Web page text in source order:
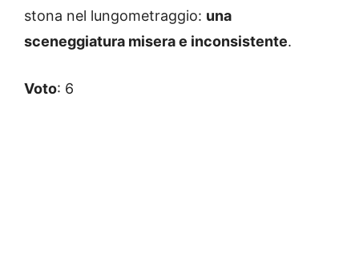
stona nel lungometraggio: una
sceneggiatura misera e inconsistente.
Voto: 6